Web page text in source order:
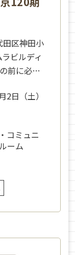
田区神田小
ビルディ
前に必…
日（土）
コミュニ
ーム